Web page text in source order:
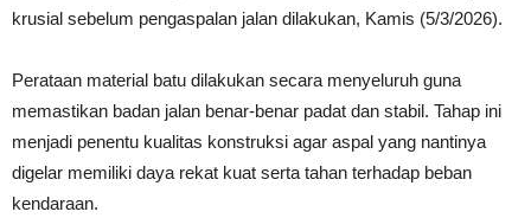
krusial sebelum pengaspalan jalan dilakukan, Kamis (5/3/2026).
Perataan material batu dilakukan secara menyeluruh guna
memastikan badan jalan benar-benar padat dan stabil. Tahap ini
menjadi penentu kualitas konstruksi agar aspal yang nantinya
digelar memiliki daya rekat kuat serta tahan terhadap beban
kendaraan.